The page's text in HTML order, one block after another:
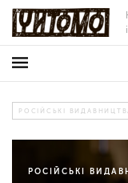
РОСІЙСЬКІ
РОСІЙСЬКІ